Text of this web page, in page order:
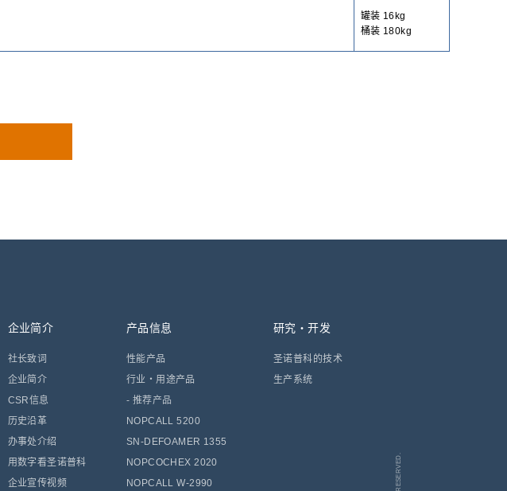
罐装 16kg
桶装 180kg
企业简介
社长致词
企业简介
CSR信息
历史沿革
办事处介绍
用数字看圣诺普科
企业宣传视频
产品信息
性能产品
行业・用途产品
- 推荐产品
NOPCALL 5200
SN-DEFOAMER 1355
NOPCOCHEX 2020
NOPCALL W-2990
研究・开发
圣诺普科的技术
生产系统